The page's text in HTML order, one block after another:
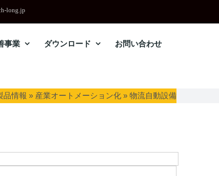
long.jp
事業 ダウンロード お問い合わせ
品情報 » 産業オートメーション化 » 物流自動設備